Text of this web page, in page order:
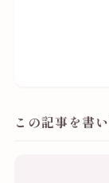
この記事を書